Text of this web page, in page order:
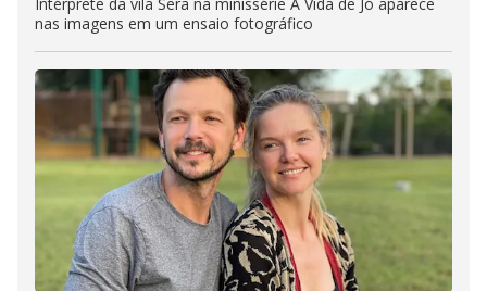
nas imagens em um ensaio fotográfico